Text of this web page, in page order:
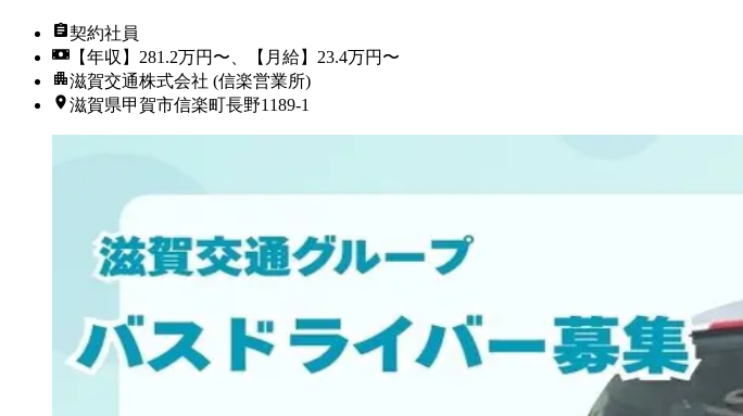
契約社員
【年収】281.2万円〜、【月給】23.4万円〜
滋賀交通株式会社 (信楽営業所)
滋賀県甲賀市信楽町長野1189-1